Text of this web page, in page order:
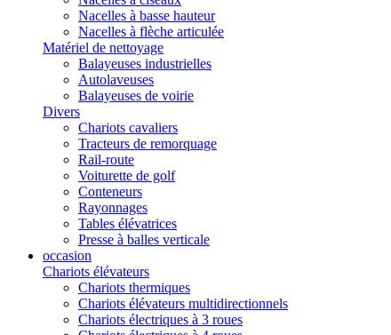
Nacelles à basse hauteur
Nacelles à flèche articulée
Matériel de nettoyage
Balayeuses industrielles
Autolaveuses
Balayeuses de voirie
Divers
Chariots cavaliers
Tracteurs de remorquage
Rail-route
Voiturette de golf
Conteneurs
Rayonnages
Tables élévatrices
Presse à balles verticale
occasion
Chariots élévateurs
Chariots thermiques
Chariots élévateurs multidirectionnels
Chariots électriques à 3 roues